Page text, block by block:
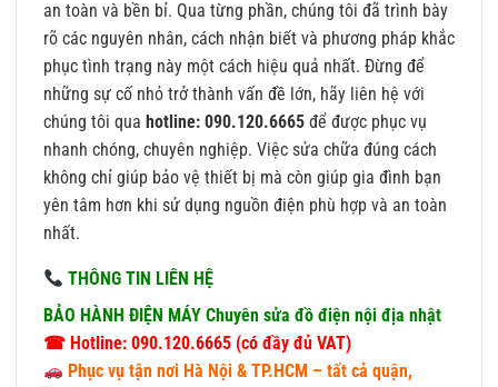
an toàn và bền bỉ. Qua từng phần, chúng tôi đã trình bày
rõ các nguyên nhân, cách nhận biết và phương pháp khắc
phục tình trạng này một cách hiệu quả nhất. Đừng để
những sự cố nhỏ trở thành vấn đề lớn, hãy liên hệ với
chúng tôi qua hotline: 090.120.6665 để được phục vụ
nhanh chóng, chuyên nghiệp. Việc sửa chữa đúng cách
không chỉ giúp bảo vệ thiết bị mà còn giúp gia đình bạn
yên tâm hơn khi sử dụng nguồn điện phù hợp và an toàn
nhất.
THÔNG TIN LIÊN HỆ
BẢO HÀNH ĐIỆN MÁY Chuyên sửa đồ điện nội địa nhật
☎ Hotline: 090.120.6665 (có đầy đủ VAT)
Phục vụ tận nơi Hà Nội & TP.HCM – tất cả quận,